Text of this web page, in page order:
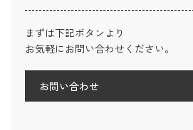
まずは下記ボタンより
お気軽にお問い合わせください。
お問い合わせ